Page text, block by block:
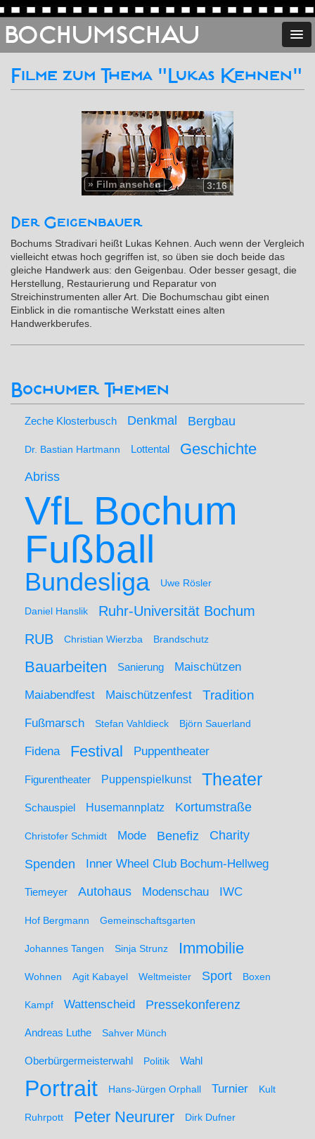
BOCHUMSCHAU
Filme zum Thema "Lukas Kehnen"
3:16
» Film ansehen
Der Geigenbauer
Bochums Stradivari heißt Lukas Kehnen. Auch wenn der Vergleich
vielleicht etwas hoch gegriffen ist, so üben sie doch beide das
gleiche Handwerk aus: den Geigenbau. Oder besser gesagt, die
Herstellung, Restaurierung und Reparatur von
Streichinstrumenten aller Art. Die Bochumschau gibt einen
Einblick in die romantische Werkstatt eines alten
Handwerkberufes.
Bochumer Themen
Zeche Klosterbusch Denkmal Bergbau
Dr. Bastian Hartmann Lottental Geschichte
Abriss
VfL Bochum
Fußball
Bundesliga Uwe Rösler
Daniel Hanslik
Ruhr-Universität Bochum
RUB
Christian Wierzba Brandschutz
Bauarbeiten Sanierung
Maischützen
Maiabendfest
Maischützenfest Tradition
Fußmarsch Stefan Vahldieck Björn Sauerland
Fidena Festival Puppentheater
Figurentheater Puppenspielkunst Theater
Schauspiel Husemannplatz Kortumstraße
Christofer Schmidt Mode Benefiz Charity
Spenden Inner Wheel Club Bochum-Hellweg
Tiemeyer Autohaus Modenschau IWC
Hof Bergmann Gemeinschaftsgarten
Johannes Tangen Sinja Strunz Immobilie
Wohnen Agit Kabayel Weltmeister Sport Boxen
Kampf Wattenscheid Pressekonferenz
Andreas Luthe Sahver Münch
Oberbürgermeisterwahl Politik Wahl
Portrait Hans-Jürgen Orphall Turnier Kult
Ruhrpott Peter Neururer Dirk Dufner